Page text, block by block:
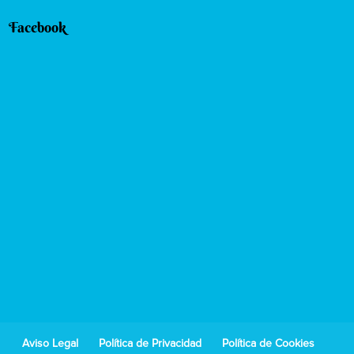
Facebook
Aviso Legal Política de Privacidad Política de Cookies